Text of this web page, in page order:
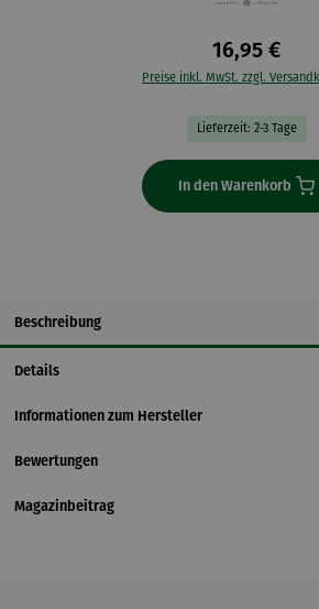
16,95 €
Preise inkl. MwSt. zzgl.
Lieferzeit: 2-3 Tage
In den Warenkorb
Beschreibung
Details
Informationen zum Hersteller
Bewertungen
Magazinbeitrag